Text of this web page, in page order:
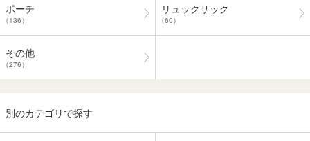
ポーチ
（136）
リュックサック
（60）
その他
（276）
別のカテゴリで探す